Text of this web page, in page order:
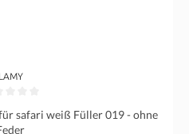
LAMY
safari weiß Füller 019 - ohne